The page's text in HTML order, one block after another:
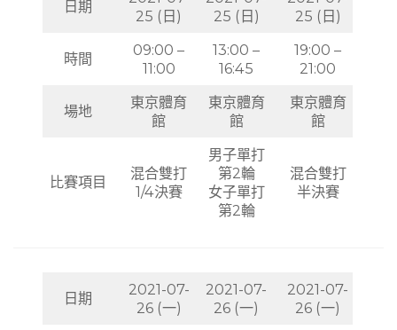
日期
25 (日)
25 (日)
25 (日)
時間
09:00 –
11:00
13:00 –
16:45
19:00 –
21:00
場地
東京體育
館
東京體育
館
東京體育
館
比賽項目
混合雙打
1/4決賽
男子單打
第2輪
女子單打
第2輪
混合雙打
半決賽
日期
2021-07-
26 (一)
2021-07-
26 (一)
2021-07-
26 (一)